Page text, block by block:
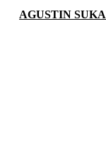
AGUSTIN